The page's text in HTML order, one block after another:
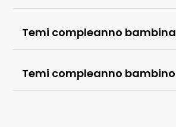
Temi compleanno bambina
Temi compleanno bambino